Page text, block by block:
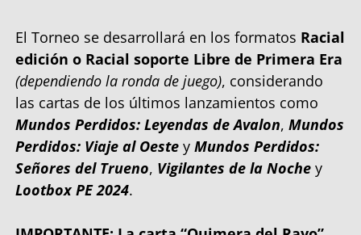
El Torneo se desarrollará en los formatos Racial
edición o Racial soporte Libre de Primera Era
(dependiendo la ronda de juego), considerando
las cartas de los últimos lanzamientos como
Mundos Perdidos: Leyendas de Avalon, Mundos
Perdidos: Viaje al Oeste y Mundos Perdidos:
Señores del Trueno, Vigilantes de la Noche y
Lootbox PE 2024.